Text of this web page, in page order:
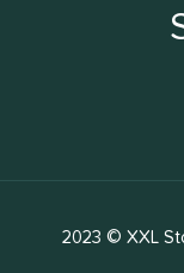
2023 © XXL